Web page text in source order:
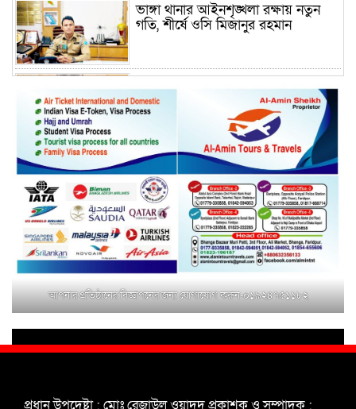
ভাঙ্গা থানার আইনশৃঙ্খলা রক্ষায় নতুন
গতি, শীর্ষে ওসি মিজানুর রহমান
ময়মনসিংহের অতিরিক্ত জেলা প্রশাসক
(রাজস্ব) আজিম উদ্দিন ভূমি মন্ত্রণালয়ে
পদায়ন
সাবেক এমপির প্রেস সেক্রেটারি রফিকের
ক্ষমতার দাপট ও গণ-অসন্তোষের তথ্য
গায়েব করে ত্রিশাল থানার সাজানো
রিপোর্ট
মুক্তাগাছায় জুলাই শহীদ সামিদের কবর
জিয়ারত ও পৌর কমিটির কার্যক্রম শুরু
শহিদুল ইসলাম বাবুলের হাত ধরে বদলে
আংশিক কমিটি, ৩০ দিনে পূর্ণাঙ্গ করার
আপনার প্রতিষ্ঠানের বিজ্ঞাপনের জন্য যোগাযোগ করুন-০১৯২৪৭৫১১৮২